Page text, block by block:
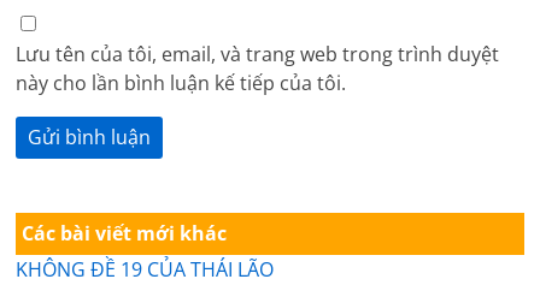
Lưu tên của tôi, email, và trang web trong trình duyệt
này cho lần bình luận kế tiếp của tôi.
Các bài viết mới khác
KHÔNG ĐỀ 19 CỦA THÁI LÃO